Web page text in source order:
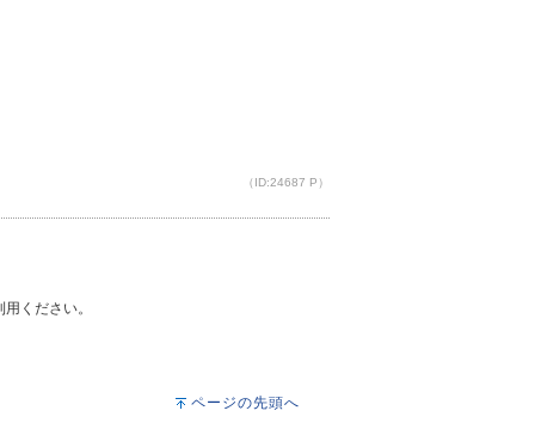
（ID:24687 P）
ください。
ページの先頭へ